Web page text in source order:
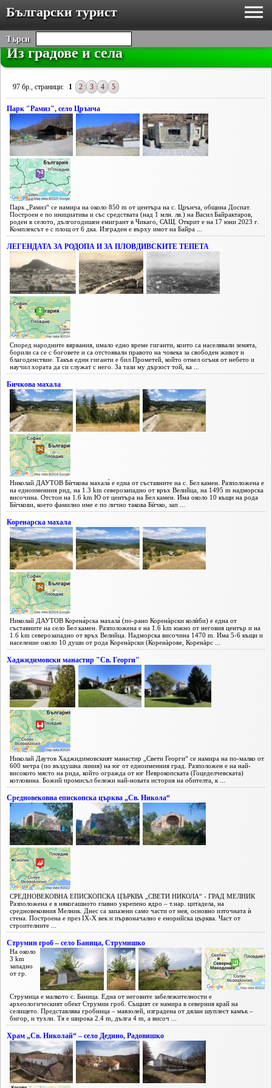
Български турист
Търси
Из градове и села
97 бр., страници: 1 2 3 4 5
Парк "Рамиз", село Црънча
Парк „Рамиз“ се намира на около 850 m от центъра на с. Црънча, община Доспат.
Построен е по инициатива и със средствата (над 1 млн. лв.) на Васил Байрактаров,
роден в селото, дългогодишен емигрант в Чикаго, САЩ. Открит е на 17 юни 2023 г.
Комплексът е с площ от 6 дка. Изграден е върху имот на Байра ...
ЛЕГЕНДАТА ЗА РОДОПА И ЗА ПЛОВДИВСКИТЕ ТЕПЕТА
Според народните вярвания, имало едно време гиганти, които са населявали земята,
борили са се с боговете и са отстоявали правото на човека за свободен живот и
благоденствие. Такъв един гиганти е бил Прометей, който отнел огъня от небето и
научил хората да си служат с него. За тази му дързост той, ка ...
Бичкова махала
Николай ДАУТОВ Бѝчкова махала̀ е една от съставните на с. Бел камен. Разположена е
на едноименния рид, на 1.3 km северозападно от връх Велийца, на 1495 m надморска
височина. Отстои на 1.6 km Ю от центъра на Бел камен. Има около 10 къщи на рода
Бѝчкови, което фамилно име е по лично такова Бѝчко, зап ...
Коренарска махала
Николай ДАУТОВ Корена̀рска махала̀ (по-рано Коренàрски колѝби) е една от
съставните на село Бел камен. Разположена е на 1.6 km южно от неговия център и на
1.6 km северозападно от връх Велийца. Надморска височина 1470 m. Има 5-6 къщи и
население около 10 души от рода Коренàрски (Коренàрове, Коренàрс ...
Хаджидимовски манастир "Св. Георги"
Николай Даутов Хаджидимовският манастир „Свети Георги“ се намира на по-малко от
600 метра (по въздушна линия) на юг от едноименния град. Разположен е на най-
високото място на рида, който огражда от юг Неврокопската (Гоцеделчевската)
котловина. Божий промисъл бележи най-новата история на обителта, к ...
Средновековна епископска църква „Св. Никола“
СРЕДНОВЕКОВНА ЕПИСКОПСКА ЦЪРКВА „СВЕТИ НИКОЛА“ - ГРАД МЕЛНИК
Разположена е в някогашното главно укрепено ядро – т.нар. цитадела, на
средновековния Мелник. Днес са запазени само части от нея, основно източната ѝ
стена. Построена е през IX-X век и първоначално е енорийска църква. Част от
строителните ...
Струмин гроб – село Баница, Струмишко
На около
3 km
западно
от гр.
Струмица е малкото с. Баница. Една от неговите забележителности е
археологическият обект Струмин гроб. Същият се намира в северния край на
селището. Представлява гробница – мавзолей, изградена от дялан шуплест камък –
бигор, и тухли. Тя е широка 2.4 m, дълга 4 m, а височ ...
Храм „Св. Николай“ – село Дедино, Радовишко